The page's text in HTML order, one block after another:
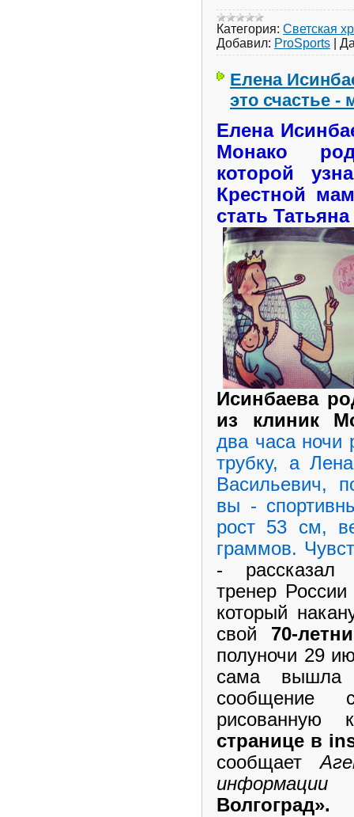
Категория: Светская
Добавил: ProSports
Елена
это счастье -
Елена
Монако
которой
Крестной
стать
Исинбаева
из клиник
два часа ночи
трубку, а
Васильевич,
вы -
рост 53 см,
граммов.
- рассказал
тренер
который
свой 70-
полуночи 29
сама вышла
сообщение
рисованную
странице в
сообщает
информации
Волгоград».